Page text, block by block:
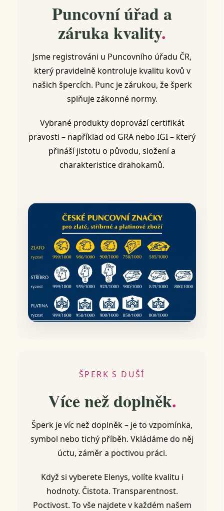
Puncovní úřad a
záruka kvality.
Jsme registrováni u Puncovního úřadu ČR,
který pravidelně kontroluje kvalitu kovů v
našich špercích. Punc je zárukou, že šperk
splňuje zákonné normy.
Vybrané produkty doprovází certifikát
pravosti – například od GRA nebo IGI – který
přináší jistotu o původu, složení a
charakteristice drahokamů.
ŠPERK S DUŠÍ
Více než doplněk.
Šperk je víc než doplněk – je to vzpomínka,
symbol nebo tichý příběh. Vkládáme do něj
úctu, záměr a poctivou práci.
Když si vyberete Elenys, volíte kvalitu i
hodnoty. Čistota. Transparentnost.
Poctivost. To vše najdete v každém našem